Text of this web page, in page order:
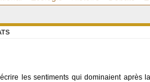
les sentiments qui dominaient après